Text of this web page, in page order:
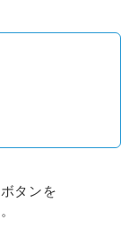
タンを